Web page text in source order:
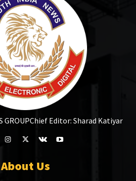
GROUPChief Editor: Sharad Katiyar
About Us